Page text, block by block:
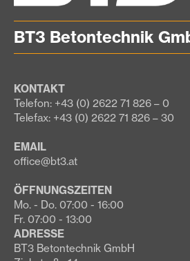
BT3 Betontechnik
KONTAKT
Telefon: +43 (0) 2622 71 826 – 0
Telefax: +43 (0) 2622 71 826 – 30
EMAIL
office@bt3.at
ÖFFNUNGSZEITEN
Mo. - Do. 07:00 - 16:00
Fr. 07:00 - 13:00
ADRESSE
BT3 Betontechnik GmbH